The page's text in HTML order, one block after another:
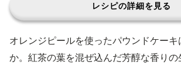
レシピの詳細を見る
オレンジピールを使ったパウンドケーキ
か。紅茶の葉を混ぜ込んだ芳醇な香り